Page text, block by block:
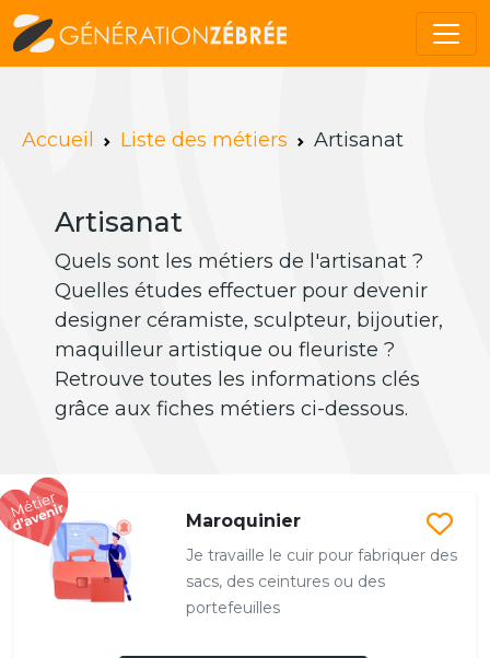
Accueil Liste des métiers Artisanat
Artisanat
Quels sont les métiers de l'artisanat ?
Quelles études effectuer pour devenir
designer céramiste, sculpteur, bijoutier,
maquilleur artistique ou fleuriste ?
Retrouve toutes les informations clés
grâce aux fiches métiers ci-dessous.
Maroquinier
Je travaille le cuir pour fabriquer des
sacs, des ceintures ou des
portefeuilles